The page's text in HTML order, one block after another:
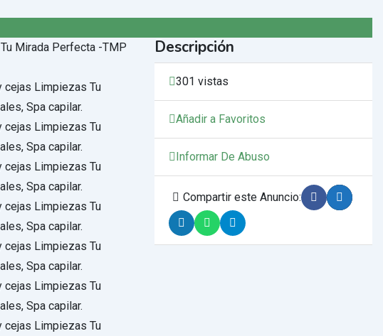
Descripción
301 vistas
Añadir a Favoritos
Informar De Abuso
Compartir este Anuncio: